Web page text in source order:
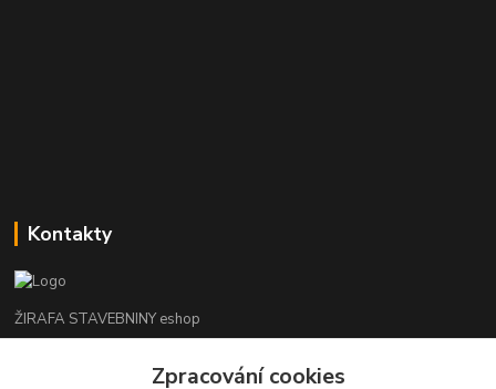
Kontakty
ŽIRAFA STAVEBNINY eshop
+420 312 685 342Zpracování cookies